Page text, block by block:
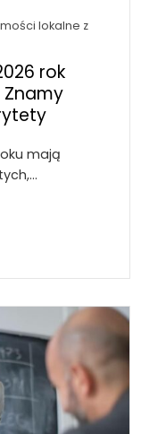
lokalne z
rok
Znamy
mają